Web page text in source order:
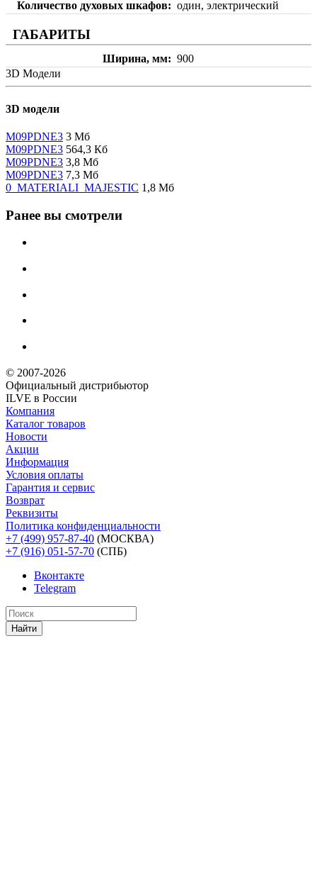
Количество духовых шкафов один, электрический
ГАБАРИТЫ
Ширина, мм
900
3D Модели
3D модели
M09PDNE3 3 Мб
M09PDNE3 564,3 Кб
M09PDNE3 3,8 Мб
M09PDNE3 7,3 Мб
0_MATERIALI_MAJESTIC 1,8 Мб
Ранее вы смотрели
© 2007-2026
Официальный дистрибьютoр
ILVE в России
Компания
Каталог товаров
Новости
Акции
Информация
Условия оплаты
Гарантия и сервис
Возврат
Реквизиты
Политика конфиденциальности
+7 (499) 957-87-40 (МОСКВА)
+7 (916) 051-57-70 (СПБ)
Вконтакте
Telegram
Найти